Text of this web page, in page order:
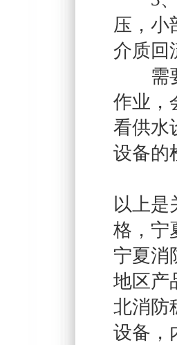
压，小
介质回
需要
作业，
看供水
设备的
以上是
格，宁
宁夏消
地区产
北消防
设备 ，